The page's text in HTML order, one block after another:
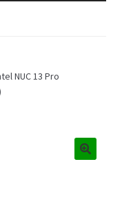
NUC 13 Pro